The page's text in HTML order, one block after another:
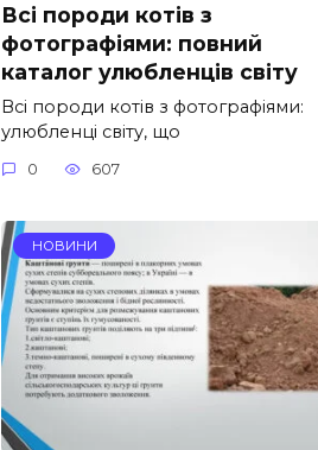
Всі породи котів з
фотографіями: повний
каталог улюбленців світу
Всі породи котів з фотографіями:
улюбленці світу, що
0 607
НОВИНИ